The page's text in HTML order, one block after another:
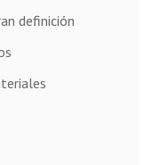
definición